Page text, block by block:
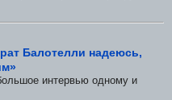
Балотелли надеюсь,
интервью одному и